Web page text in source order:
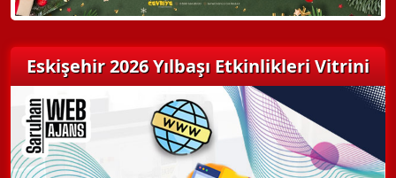
Eskişehir 2026 Yılbaşı Etkinlikleri Vitrini